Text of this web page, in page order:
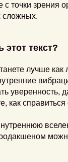
с точки зрения
сложных.
этот текст?
лучше как
уверенность,
как справиться